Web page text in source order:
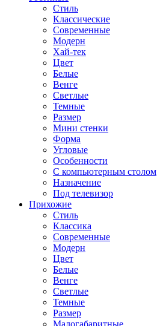
Стиль
Классические
Современные
Модерн
Хай-тек
Цвет
Белые
Венге
Светлые
Темные
Размер
Мини стенки
Форма
Угловые
Особенности
С компьютерным столом
Назначение
Под телевизор
Прихожие
Стиль
Классика
Современные
Модерн
Цвет
Белые
Венге
Светлые
Темные
Размер
Малогабаритные